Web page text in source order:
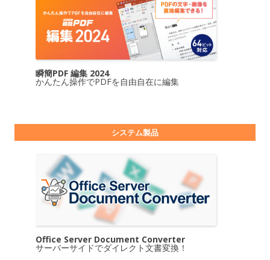
瞬簡PDF 編集 2024
かんたん操作でPDFを自由自在に編集
システム製品
Office Server Document Converter
サーバーサイドでダイレクト文書変換！